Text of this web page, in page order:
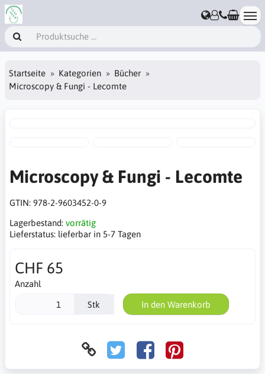
Startseite Kategorien
Bücher
Microscopy & Fungi - Lecomte
Microscopy & Fungi - Lecomte
GTIN: 978-2-9603452-0-9
Lagerbestand: vorrätig
Lieferstatus: lieferbar in 5-7 Tagen
CHF 65
Anzahl
Stk In den Warenkorb